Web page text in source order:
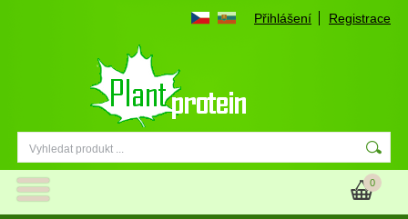
Přihlášení Registrace
0